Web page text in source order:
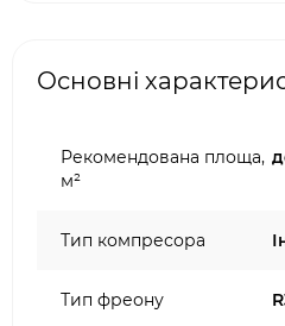
Основні
Рекомендована площа,
м²
Тип компресора
Тип фреону